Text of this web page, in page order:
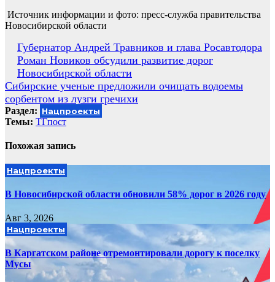
Источник информации и фото: пресс-служба правительства
Новосибирской области
Навигация
по
записям
Губернатор Андрей Травников и глава Росавтодора
Роман Новиков обсудили развитие дорог
Новосибирской области
Сибирские ученые предложили очищать водоемы
сорбентом из лузги гречихи
Раздел: Нацпроекты
Темы: ТГпост
Похожая запись
Нацпроекты
В Новосибирской области обновили 58% дорог в 2026 году
Авг 3, 2026
Нацпроекты
В Каргатском районе отремонтировали дорогу к поселку
Мусы